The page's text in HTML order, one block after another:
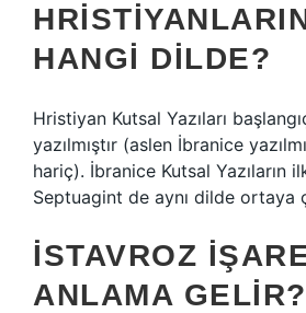
HANGI DILDE?
Hristiyan Kutsal Yazıları
yazılmıştır (aslen İbranice
hariç). İbranice Kutsal Yazıların
Septuagint de aynı dilde ortaya
İSTAVROZ
ANLAMA GELIR?